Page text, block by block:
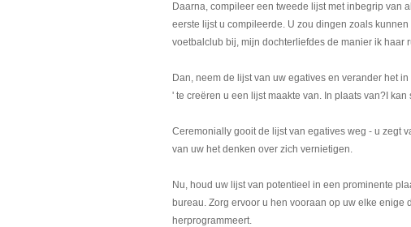
Daarna, compileer een tweede lijst met inbegrip van
eerste lijst u compileerde. U zou dingen zoals
voetbalclub bij, mijn dochterliefdes de manier ik haar
Dan, neem de lijst van uw egatives en verander het
' te creëren u een lijst maakte van. In plaats van?I
Ceremonially gooit de lijst van egatives weg - u zegt
van uw het denken over zich vernietigen.
Nu, houd uw lijst van potentieel in een prominente
bureau. Zorg ervoor u hen vooraan op uw elke
herprogrammeert.